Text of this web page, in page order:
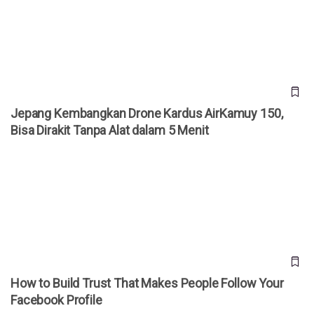
Jepang Kembangkan Drone Kardus AirKamuy 150,
Bisa Dirakit Tanpa Alat dalam 5 Menit
How to Build Trust That Makes People Follow Your
Facebook Profile